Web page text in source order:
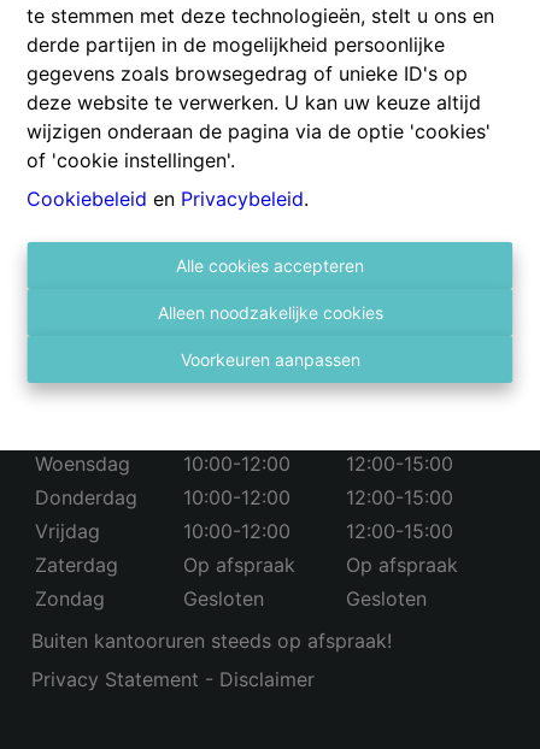
te stemmen met deze technologieën, stelt u ons en
derde partijen in de mogelijkheid persoonlijke
gegevens zoals browsegedrag of unieke ID's op
deze website te verwerken. U kan uw keuze altijd
wijzigen onderaan de pagina via de optie 'cookies'
of 'cookie instellingen'.
Cookiebeleid en Privacybeleid.
Alle cookies accepteren
Alleen noodzakelijke cookies
Voorkeuren aanpassen
Contacteer ons
Gitschotellei 106
2600 Berchem
03 236 43 98
info@vastgoed4you.be
Maandag 10:00-12:00
12:00-15:00
Woensdag
10:00-12:00
12:00-15:00
Donderdag
10:00-12:00
12:00-15:00
Vrijdag
10:00-12:00
12:00-15:00
Zaterdag
Op afspraak
Op afspraak
Zondag
Gesloten
Gesloten
Buiten kantooruren steeds op afspraak!
Privacy Statement - Disclaimer